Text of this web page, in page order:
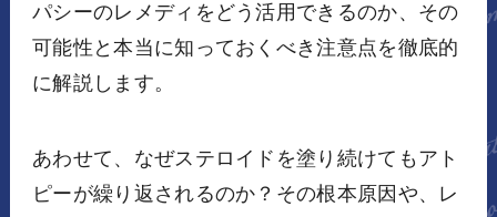
パシーのレメディをどう活用できるのか、その
可能性と本当に知っておくべき注意点を徹底的
に解説します。
あわせて、なぜステロイドを塗り続けてもアト
ピーが繰り返されるのか？その根本原因や、レ